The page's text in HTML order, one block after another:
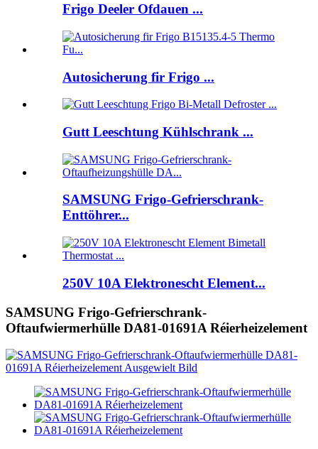
Frigo Deeler Ofdauen ...
Autosicherung fir Frigo ...
Gutt Leeschtung Kühlschrank ...
SAMSUNG Frigo-Gefrierschrank-
Enttöhrer...
250V 10A Elektronescht Element...
SAMSUNG Frigo-Gefrierschrank-
Oftaufwiermerhülle DA81-01691A Réierheizelement